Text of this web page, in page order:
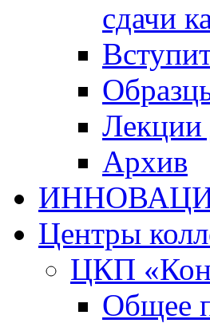
сдачи
Лекции
Архив
Центры
ЦКП
Общее